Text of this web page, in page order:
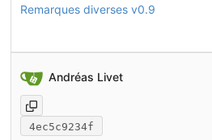
Remarques diverses v0.9
Andréas Livet
4ec5c9234f